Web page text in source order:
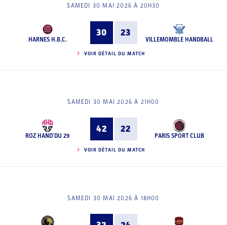
SAMEDI 30 MAI 2026 À 20H30
HARNES H.B.C.
30 23
VILLEMOMBLE HANDBALL
VOIR DÉTAIL DU MATCH
SAMEDI 30 MAI 2026 À 21H00
ROZ HAND'DU 29
42 22
PARIS SPORT CLUB
VOIR DÉTAIL DU MATCH
SAMEDI 30 MAI 2026 À 18H00